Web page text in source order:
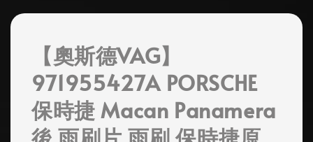
【奧斯德VAG】
971955427A PORSCHE
保時捷 Macan Panamera